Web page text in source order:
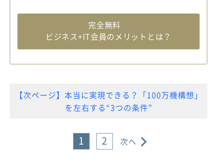
完全無料
ビジネス+IT会員のメリットとは？
【次ページ】本当に実現できる？「100万機構想」
を左右する“3つの条件”
1 2 次へ